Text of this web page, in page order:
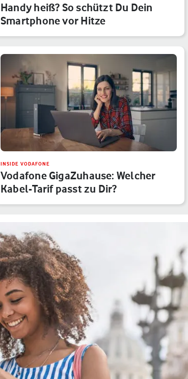
Handy heiß? So schützt Du Dein
Smartphone vor Hitze
INSIDE VODAFONE
Vodafone GigaZuhause: Welcher
Kabel-Tarif passt zu Dir?